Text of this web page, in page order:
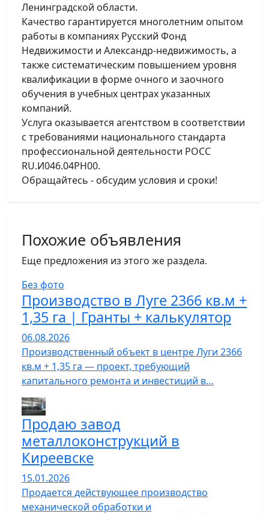
Ленинградской области.
Качество гарантируется многолетним опытом
работы в компаниях Русский Фонд
Недвижимости и Александр-недвижимость, а
также систематическим повышением уровня
квалификации в форме очного и заочного
обучения в учебных центрах указанных
компаний.
Услуга оказывается агентством в соответствии
с требованиями национального стандарта
профессиональной деятельности РОСС
RU.И046.04РН00.
Обращайтесь - обсудим условия и сроки!
Похожие объявления
Еще предложения из этого же раздела.
Без фото
Производство в Луге 2366 кв.м +
1,35 га | Гранты + калькулятор
06.08.2026
Производственный объект в центре Луги 2366
кв.м + 1,35 га — проект, требующий
капитального ремонта и инвестиций в…
Продаю завод
металлоконструкций в
Киреевске
15.01.2026
Продается действующее производство
механической обработки и